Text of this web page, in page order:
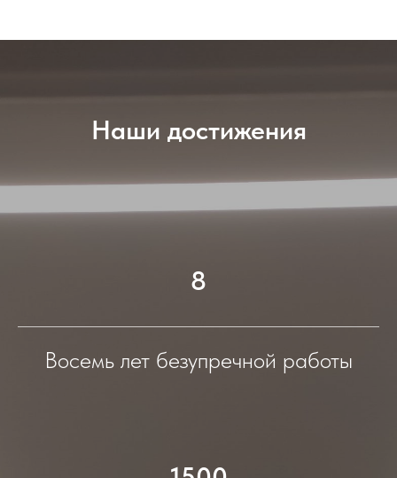
Наши достижения
8
Восемь лет безупречной работы